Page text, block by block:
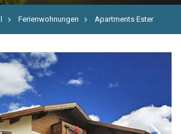
Ferienwohnungen Apartments Ester